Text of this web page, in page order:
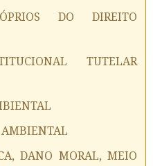
DO DIREITO
TUTELAR
AMBIENTAL
DANO MORAL, MEIO